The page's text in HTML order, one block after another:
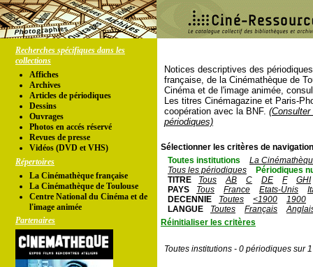
Recherches spécifiques dans les
collections
Affiches
Archives
Articles de périodiques
Dessins
Ouvrages
Photos en accés réservé
Revues de presse
Vidéos (DVD et VHS)
Répertoires
La Cinémathèque française
La Cinémathèque de Toulouse
Centre National du Cinéma et de
l'image animée
Partenaires
Notices descriptives des
française, de la Cinémathèque de
Cinéma et de l'image animée,
Les titres Cinémagazine et Paris-
coopération avec la BNF.
périodiques)
Sélectionner les critères de
Toutes institutions
La
Tous les périodiques
Périodiques
TITRE
Tous AB C DE F
GHI
PAYS
Tous France Etats-Unis
DECENNIE
Toutes <1900
1900
LANGUE
Toutes Français
Réinitialiser les critères
Toutes institutions - 0 périodiques sur